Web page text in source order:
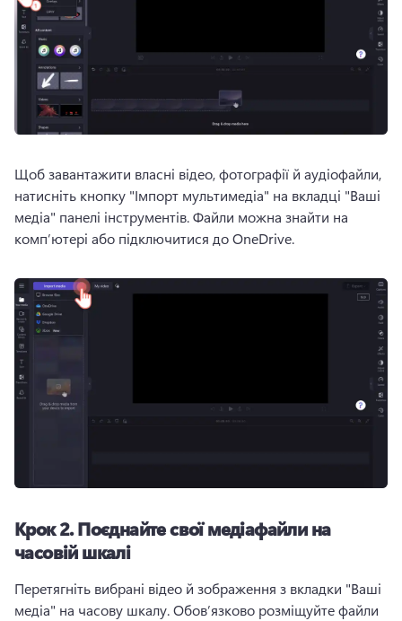
Щоб завантажити власні відео, фотографії й аудіофайли,
натисніть кнопку "Імпорт мультимедіа" на вкладці "Ваші
медіа" панелі інструментів. Файли можна знайти на
комп’ютері або підключитися до OneDrive.
Крок 2.Поєднайте свої медіафайли на
часовій шкалі
Перетягніть вибрані відео й зображення з вкладки "Ваші
медіа" на часову шкалу. Обов’язково розміщуйте файли